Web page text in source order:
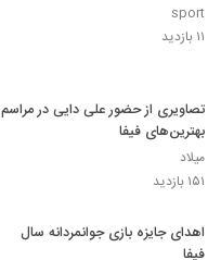
sport
۱۱ بازدید
تصاویری از حضور علی دایی در مراسم
بهترین‌های فیفا
میلاد
۱۵۱ بازدید
اهدای جایزه بازی جوانمردانه سال
فیفا